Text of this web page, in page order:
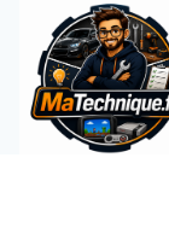
contenu